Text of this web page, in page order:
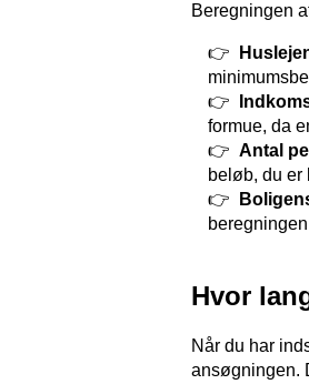
Beregningen
formue, da
Antal
beløb, du er
Hvor
Når du har
ansøgningen.